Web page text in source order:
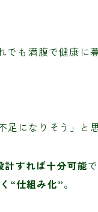
でも満腹で健康
足になりそう」と
計すれば十分可能
“仕組み化”。